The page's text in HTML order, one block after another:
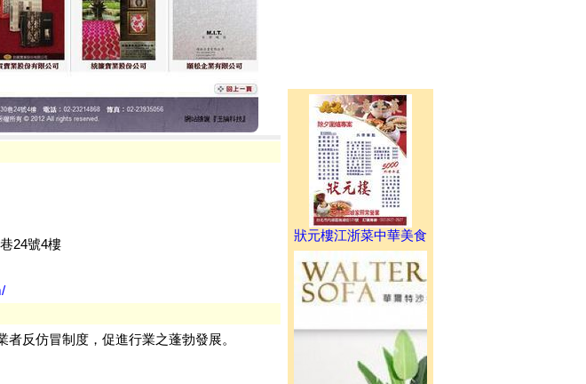
24號4樓
反仿冒制度，促進行業之蓬勃發展。
狀元樓江浙菜中華美食